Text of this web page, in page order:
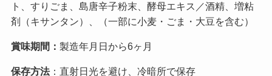
ト、すりごま、島唐辛子粉末、酵母エキス／酒精、増粘
剤（キサンタン）、（一部に小麦・ごま・大豆を含む）
賞味期間： 製造年月日から6ヶ月
保存方法：直射日光を避け、冷暗所で保存